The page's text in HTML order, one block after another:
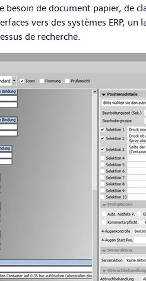
de document papier, de
vers des systèmes ERP,
de recherche.